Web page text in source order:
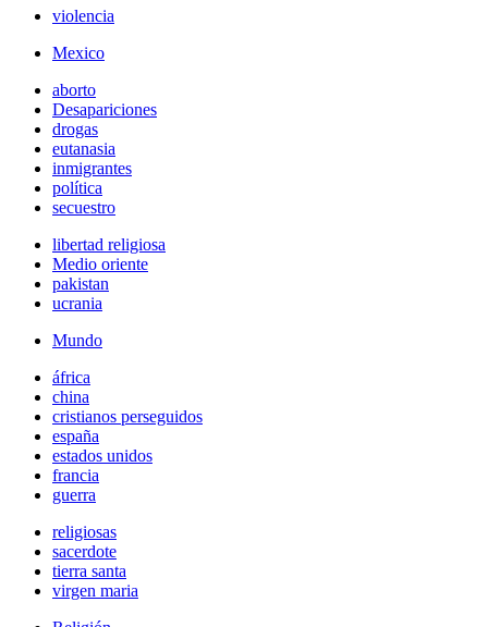
violencia
Mexico
aborto
Desapariciones
drogas
eutanasia
inmigrantes
política
secuestro
libertad religiosa
Medio oriente
pakistan
ucrania
Mundo
áfrica
china
cristianos perseguidos
españa
estados unidos
francia
guerra
religiosas
sacerdote
tierra santa
virgen maria